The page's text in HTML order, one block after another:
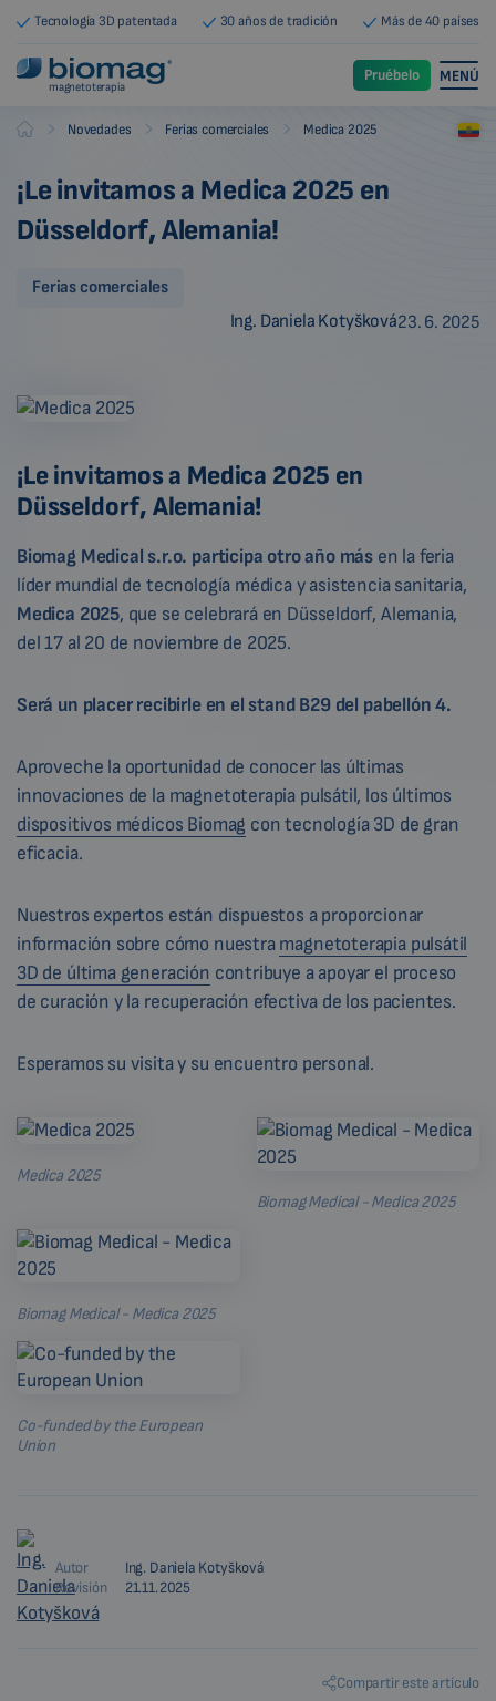
Tecnología 3D patentada 30 años de tradición Más de 40 países
magnetoterapia
Pruébelo MENÚ
Biomag Novedades Ferias comerciales Medica 2025
¡Le invitamos a Medica 2025 en
Düsseldorf, Alemania!
Ferias comerciales
Ing. Daniela Kotyšková23. 6. 2025
¡Le invitamos a Medica 2025 en
Düsseldorf, Alemania!
Biomag Medical s.r.o. participa otro año más en la feria
líder mundial de tecnología médica y asistencia sanitaria,
Medica 2025, que se celebrará en Düsseldorf, Alemania,
del 17 al 20 de noviembre de 2025.
Será un placer recibirle en el stand B29 del pabellón 4.
Aproveche la oportunidad de conocer las últimas
innovaciones de la magnetoterapia pulsátil, los últimos
dispositivos médicos Biomag con tecnología 3D de gran
eficacia.
Nuestros expertos están dispuestos a proporcionar
información sobre cómo nuestramagnetoterapia pulsátil
3D de última generación contribuye a apoyar el proceso
de curación y la recuperación efectiva de los pacientes.
Esperamos su visita y su encuentro personal.
Medica 2025
Biomag Medical - Medica 2025
Biomag Medical - Medica 2025
Co-funded by the European
Union
Autor
Ing. Daniela Kotyšková
Revisión
21.11.2025
Compartir este artículo